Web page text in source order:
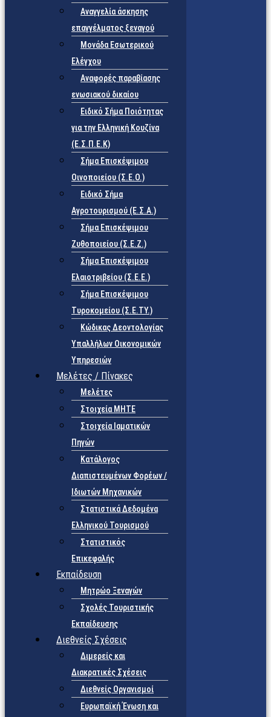
Αναγγελία άσκησης
επαγγέλματος ξεναγού
Μονάδα Εσωτερικού
Ελέγχου
Αναφορές παραβίασης
ενωσιακού δικαίου
Ειδικό Σήμα Ποιότητας
για την Ελληνική Κουζίνα
(Ε.Σ.Π.Ε.Κ)
Σήμα Επισκέψιμου
Οινοποιείου (Σ.Ε.Ο.)
Ειδικό Σήμα
Αγροτουρισμού (Ε.Σ.Α.)
Σήμα Επισκέψιμου
Ζυθοποιείου (Σ.Ε.Ζ.)
Σήμα Επισκέψιμου
Ελαιοτριβείου (Σ.Ε.Ε.)
Σήμα Επισκέψιμου
Τυροκομείου (Σ.Ε.TY.)
Κώδικας Δεοντολογίας
Υπαλλήλων Οικονομικών
Υπηρεσιών
Μελέτες / Πίνακες
Μελέτες
Στοιχεία ΜΗΤΕ
Στοιχεία Ιαματικών
Πηγών
Κατάλογος
Διαπιστευμένων Φορέων /
Ιδιωτών Μηχανικών
Στατιστικά Δεδομένα
Ελληνικού Τουρισμού
Στατιστικός
Επικεφαλής
Εκπαίδευση
Μητρώο Ξεναγών
Σχολές Τουριστικής
Εκπαίδευσης
Διεθνείς Σχέσεις
Διμερείς και
Διακρατικές Σχέσεις
Διεθνείς Οργανισμοί
Ευρωπαϊκή Ένωση και